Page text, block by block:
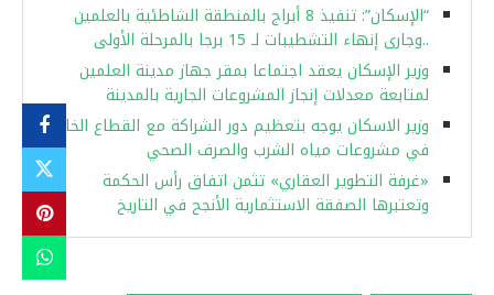
“الإسكان”: تنفيذ 8 أبراج بالمنطقة الشاطئية بالعلمين
..وجارى إنهاء التشطيبات لـ 15 برجا بالمرحلة الأولى
وزير الإسكان يعقد اجتماعا بمقر جهاز مدينة العلمين
لمتابعة معدلات إنجاز المشروعات الجارية بالمدينة
وزير الاسكان يوجه بتعظيم دور الشراكة مع القطاع الخاص
في مشروعات مياه الشرب والصرف الصحي
«غرفة التطوير العقاري» تثمن اتفاق رأس الحكمة
وتعتبرها الصفقة الاستثمارية الأنجح في التاريخ